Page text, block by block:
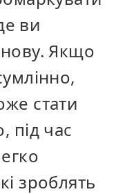
ви
Якщо
стати
під час
зроблять